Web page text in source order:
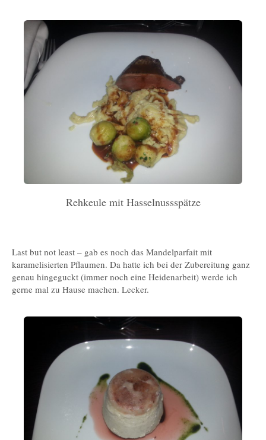
Rehkeule mit Hasselnussspätze
Last but not least – gab es noch das Mandelparfait mit
karamelisierten Pflaumen. Da hatte ich bei der Zubereitung ganz
genau hingeguckt (immer noch eine Heidenarbeit) werde ich
gerne mal zu Hause machen. Lecker.